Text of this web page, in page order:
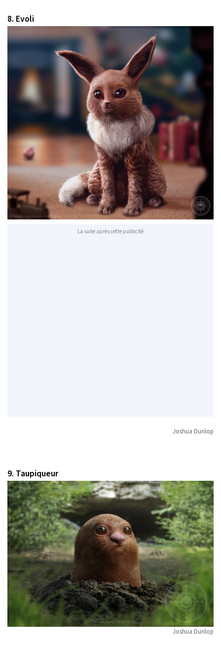
8. Evoli
La suite après cette publicité
Joshua Dunlop
9. Taupiqueur
Joshua Dunlop